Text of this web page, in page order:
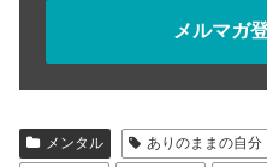
メルマガ
メンタル ありのままの自分